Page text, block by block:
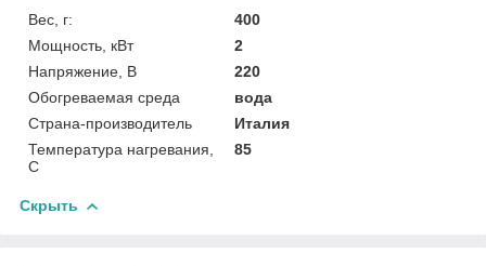
Вес, г:
400
Мощность, кВт
2
Напряжение, В
220
Обогреваемая среда
вода
Страна-производитель
Италия
Температура нагревания,
C
85
Скрыть